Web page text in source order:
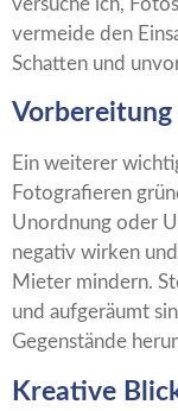
vermeide den
Schatten und
Ein weiterer
Fotografieren
Unordnung oder
negativ wirken
Mieter mindern.
und aufgeräumt
Gegenstände
Kreative